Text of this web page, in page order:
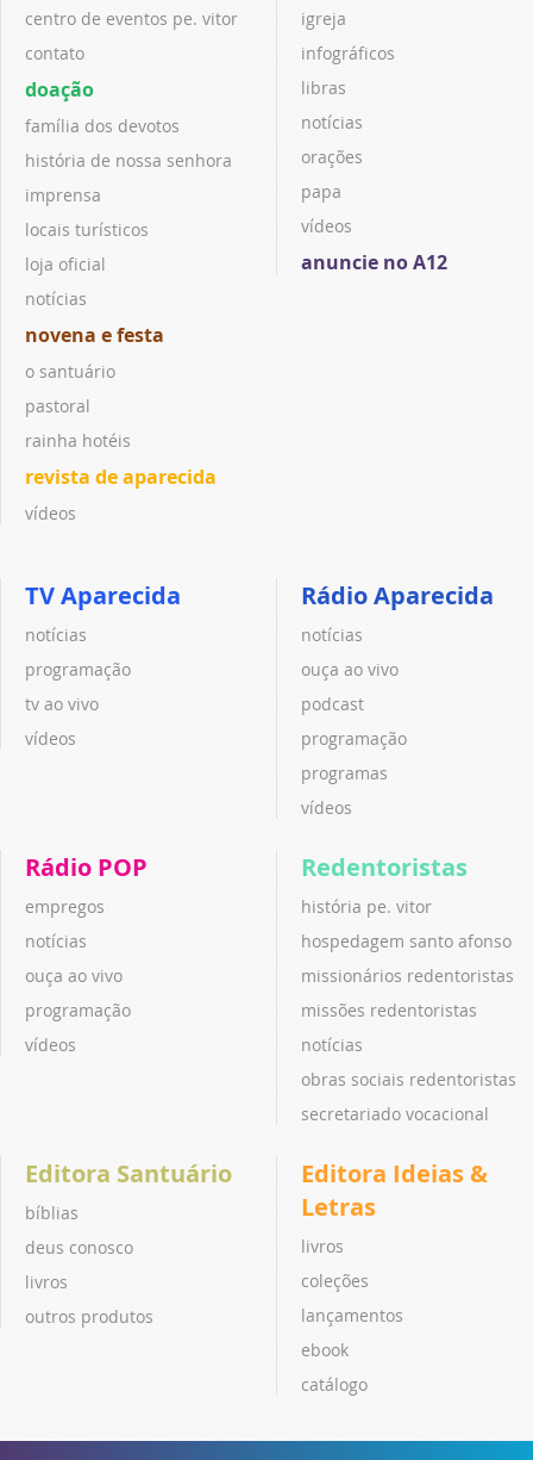
centro de eventos pe. vitor
contato
doação
família dos devotos
história de nossa senhora
imprensa
locais turísticos
loja oficial
notícias
novena e festa
o santuário
pastoral
rainha hotéis
revista de aparecida
vídeos
igreja
infográficos
libras
notícias
orações
papa
vídeos
anuncie no A12
TV Aparecida
notícias
programação
tv ao vivo
vídeos
Rádio Aparecida
notícias
ouça ao vivo
podcast
programação
programas
vídeos
Rádio POP
empregos
notícias
ouça ao vivo
programação
vídeos
Redentoristas
história pe. vitor
hospedagem santo afonso
missionários redentoristas
missões redentoristas
notícias
obras sociais redentoristas
secretariado vocacional
Editora Santuário
bíblias
deus conosco
livros
outros produtos
Editora Ideias &
Letras
livros
coleções
lançamentos
ebook
catálogo